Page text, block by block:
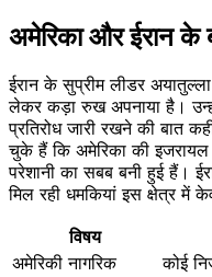
अमेरिका और ईरान के
ईरान के सुप्रीम लीडर
लेकर कड़ा रुख अपनाया है।
प्रतिरोध जारी रखने की बात
चुके हैं कि अमेरिका की इजरायल
परेशानी का सबब बनी हुई हैं।
मिल रही धमकियां इस क्षेत्र में
विषय
अमेरिकी नागरिक
कोई